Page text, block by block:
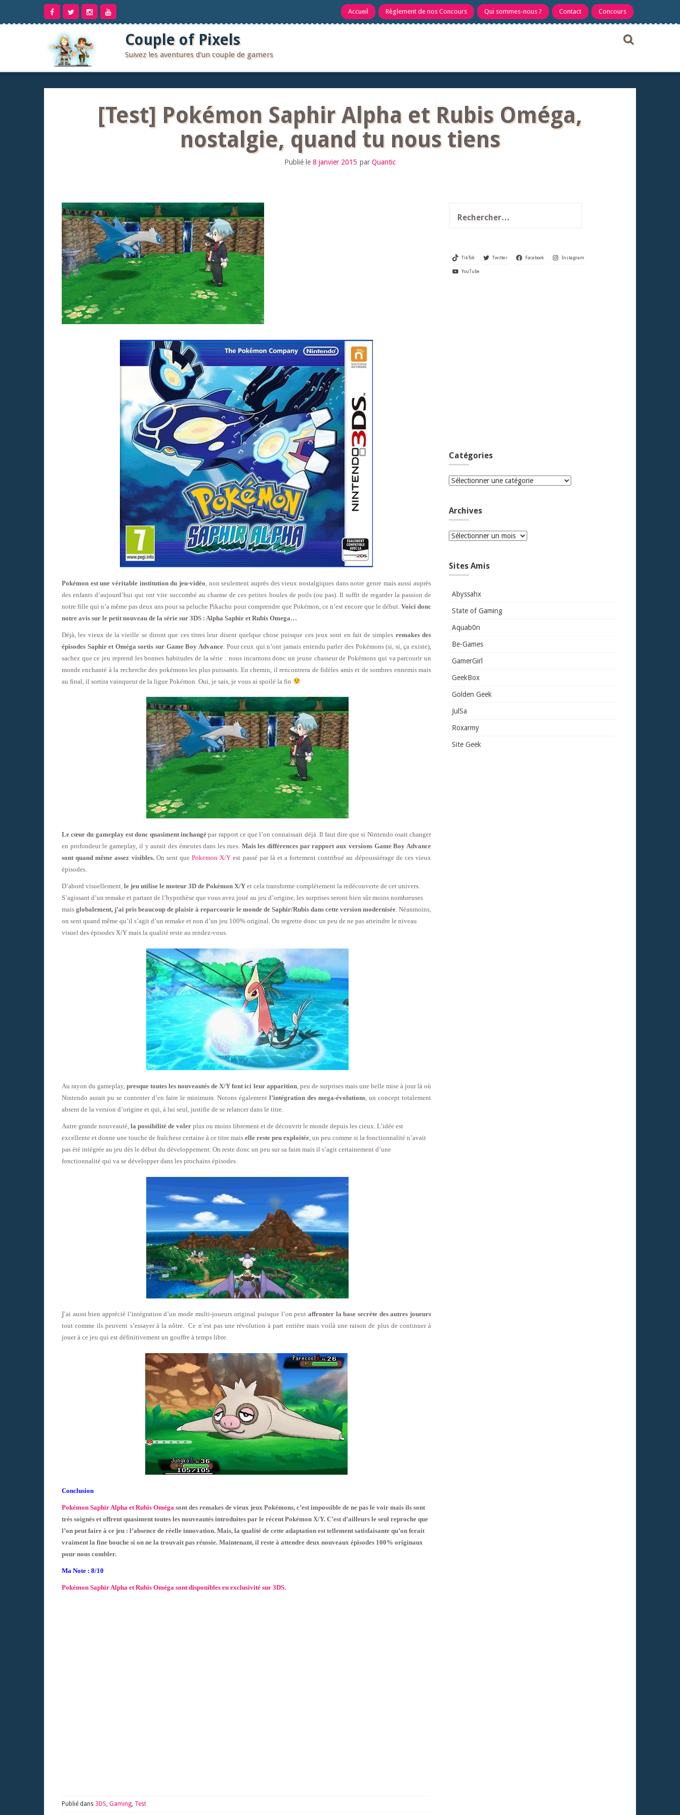
contenu
Accueil Règlement de nos Concours Qui sommes-nous ? Contact Concours
Couple of Pixels
Suivez les aventures d'un couple de gamers
[Test] Pokémon Saphir Alpha et Rubis Oméga,
nostalgie, quand tu nous tiens
Publié le 8 janvier 2015 par Quantic
Pokémon est une véritable institution du jeu-vidéo , non seulement auprès des vieux nostalgiques dans notre genre mais aussi auprès
des enfants d’aujourd’hui qui ont vite succombé au charme de ces petites boules de poils (ou pas). Il suffit de regarder la passion de
notre fille qui n’a même pas deux ans pour sa peluche Pikachu pour comprendre que Pokémon, ce n’est encore que le début. Voici donc
notre avis sur le petit nouveau de la série sur 3DS : Alpha Saphir et Rubis Omega…
Déjà, les vieux de la vieille se diront que ces titres leur disent quelque chose puisque ces jeux sont en fait de simples remakes des
épisodes Saphir et Oméga sortis sur Game Boy Advance. Pour ceux qui n’ont jamais entendu parler des Pokémons (si, si, ça existe),
sachez que ce jeu reprend les bonnes habitudes de la série : nous incarnons donc un jeune chasseur de Pokémons qui va parcourir un
monde enchanté à la recherche des pokémons les plus puissants. En chemin, il rencontrera de fidèles amis et de sombres ennemis mais
au final, il sortira vainqueur de la ligue Pokémon. Oui, je sais, je vous ai spoilé la fin
Le cœur du gameplay est donc quasiment inchangé par rapport ce que l’on connaissait déjà. Il faut dire que si Nintendo osait changer
en profondeur le gameplay, il y aurait des émeutes dans les rues. Mais les différences par rapport aux versions Game Boy Advance
sont quand même assez visibles.On sent quePokemon X/Y est passé par là et a fortement contribué au dépoussiérage de ces vieux
épisodes.
D’abord visuellement, le jeu utilise le moteur 3D de Pokémon X/Y et cela transforme complètement la redécouverte de cet univers.
S’agissant d’un remake et partant de l’hypothèse que vous avez joué au jeu d’origine, les surprises seront bien sûr moins nombreuses
mais globalement, j’ai pris beaucoup de plaisir à reparcourir le monde de Saphir/Rubis dans cette version modernisée. Néanmoins,
on sent quand même qu’il s’agit d’un remake et non d’un jeu 100% original. On regrette donc un peu de ne pas atteindre le niveau
visuel des épisodes X/Y mais la qualité reste au rendez-vous.
Au rayon du gameplay, presque toutes les nouveautés de X/Y font ici leur apparition, peu de surprises mais une belle mise à jour là où
Nintendo aurait pu se contenter d’en faire le minimum. Notons également l’intégration des mega-évolutions , un concept totalement
absent de la version d’origine et qui, à lui seul, justifie de se relancer dans le titre.
Autre grande nouveauté, la possibilité de voler plus ou moins librement et de découvrir le monde depuis les cieux. L’idée est
excellente et donne une touche de fraîcheur certaine à ce titre mais elle reste peu exploitée , un peu comme si la fonctionnalité n’avait
pas été intégrée au jeu dès le début du développement. On reste donc un peu sur sa faim mais il s’agit certainement d’une
fonctionnalité qui va se développer dans les prochains épisodes.
J’ai aussi bien apprécié l’intégration d’un mode multi-joueurs original puisque l’on peut affronter la base secrète des autres joueurs
tout comme ils peuvent s’essayer à la nôtre. Ce n’est pas une révolution à part entière mais voilà une raison de plus de continuer à
jouer à ce jeu qui est définitivement un gouffre à temps libre.
Conclusion
Pokémon Saphir Alpha et Rubis Oméga sont des remakes de vieux jeux Pokémons, c’est impossible de ne pas le voir mais ils sont
très soignés et offrent quasiment toutes les nouveautés introduites par le récent Pokémon X/Y. C’est d’ailleurs le seul reproche que
l’on peut faire à ce jeu : l’absence de réelle innovation. Mais, la qualité de cette adaptation est tellement satisfaisante qu’on ferait
vraiment la fine bouche si on ne la trouvait pas réussie. Maintenant, il reste à attendre deux nouveaux épisodes 100% originaux
pour nous combler.
Ma Note : 8/10
Pokémon Saphir Alpha et Rubis Oméga sont disponibles en exclusivité sur 3DS.
Publié dans 3DS, Gaming, Test
TikTok Twitter Facebook Instagram
YouTube
Catégories
Catégories
Archives
Archives
Sites Amis
Abyssahx
State of Gaming
Aquab0n
Be-Games
GamerGirl
GeekBox
Golden Geek
JulSa
Roxarmy
Site Geek